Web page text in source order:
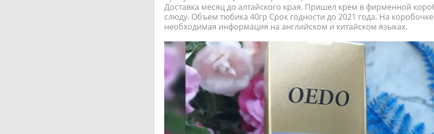
Доставка месяц до алтайского края. Пришел крем в фирменной
слюду. Объем тюбика 40гр Срок годности до 2021 года. На коробочке
необходимая информация на английском и китайском языках.